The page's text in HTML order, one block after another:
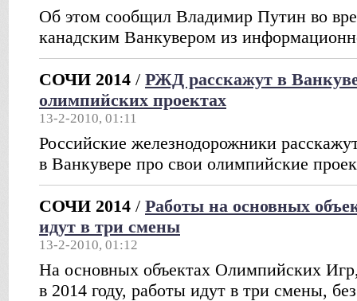
Об этом сообщил Владимир Путин во
канадским Ванкувером из
СОЧИ 2014 / РЖД расскажут в
олимпийских проектах
13-2-2010, 01:11
Российские железнодорожники
в Ванкувере про свои олимпийские
СОЧИ 2014 / Работы на основных
идут в три смены
13-2-2010, 01:12
На основных объектах Олимпийских
в 2014 году, работы идут в три смены,